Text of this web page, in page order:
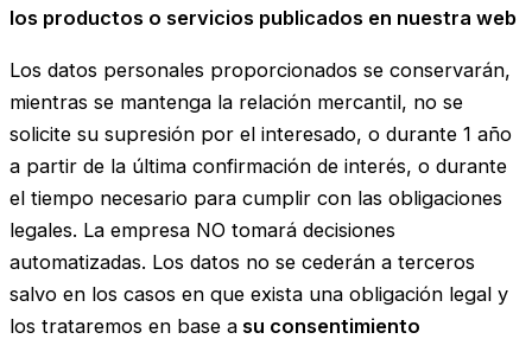
los productos o servicios publicados en nuestra web
Los datos personales proporcionados se conservarán,
mientras se mantenga la relación mercantil, no se
solicite su supresión por el interesado, o durante 1 año
a partir de la última confirmación de interés, o durante
el tiempo necesario para cumplir con las obligaciones
legales. La empresa NO tomará decisiones
automatizadas. Los datos no se cederán a terceros
salvo en los casos en que exista una obligación legal y
los trataremos en base a su consentimiento